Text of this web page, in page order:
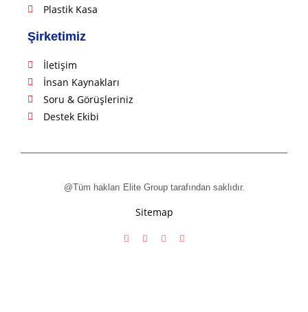
Plastik Kasa
Şirketimiz
İletişim
İnsan Kaynakları
Soru & Görüşleriniz
Destek Ekibi
@Tüm hakları Elite Group tarafından saklıdır.
Sitemap